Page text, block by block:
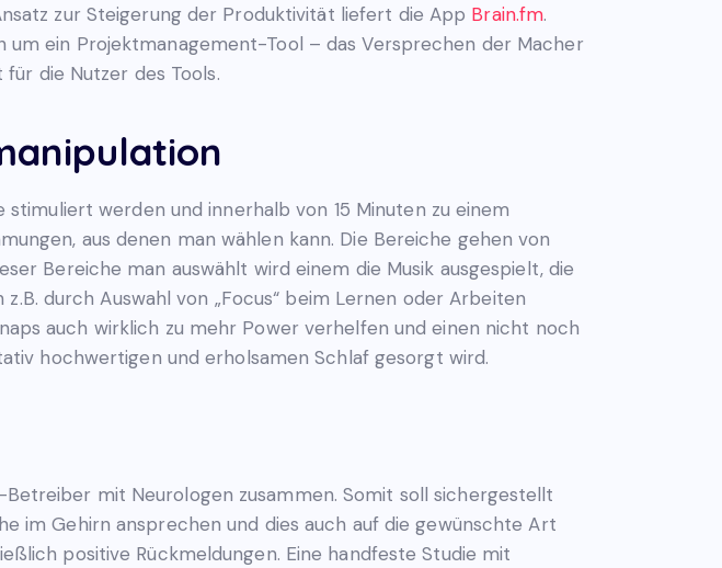
zur Steigerung der Produktivität liefert die App Brain.fm.
ein Projektmanagement-Tool – das Versprechen der Macher
die Nutzer des Tools.
werden und innerhalb von 15 Minuten zu einem
aus denen man wählen kann. Die Bereiche gehen von
Bereiche man auswählt wird einem die Musik ausgespielt, die
durch Auswahl von „Focus“ beim Lernen oder Arbeiten
auch wirklich zu mehr Power verhelfen und einen nicht noch
hochwertigen und erholsamen Schlaf gesorgt wird.
mit Neurologen zusammen. Somit soll sichergestellt
im Gehirn ansprechen und dies auch auf die gewünschte Art
positive Rückmeldungen. Eine handfeste Studie mit